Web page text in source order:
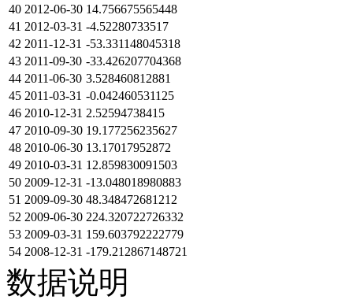
40 2012-06-30 14.756675565448
41 2012-03-31 -4.52280733517
42 2011-12-31 -53.331148045318
43 2011-09-30 -33.426207704368
44 2011-06-30 3.528460812881
45 2011-03-31 -0.042460531125
46 2010-12-31 2.52594738415
47 2010-09-30 19.177256235627
48 2010-06-30 13.17017952872
49 2010-03-31 12.859830091503
50 2009-12-31 -13.048018980883
51 2009-09-30 48.348472681212
52 2009-06-30 224.320722726332
53 2009-03-31 159.603792222779
54 2008-12-31 -179.212867148721
数据说明